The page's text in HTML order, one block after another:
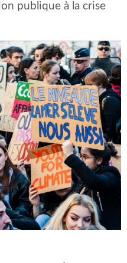
publique à la crise